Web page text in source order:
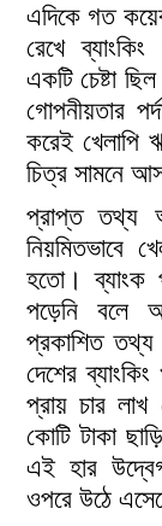
এদিকে গত
রেখে
একটি চেষ্টা
গোপনীয়তার
করেই খেলাপি
চিত্র সামনে
প্রাপ্ত তথ্য
নিয়মিতভাবে
হতো। ব্যাংক
পড়েনি বলে
প্রকাশিত
দেশের
প্রায় চার
কোটি টাকা
এই হার
ওপরে উঠে